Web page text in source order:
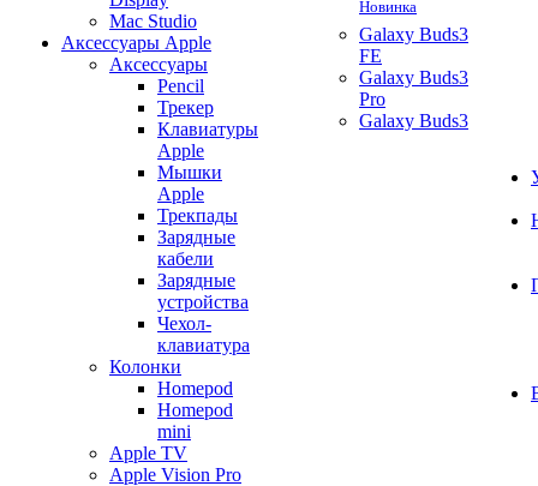
Mac Studio
Аксессуары Apple
Аксессуары
Pencil
Трекер
Клавиатуры
Apple
Мышки
Apple
Трекпады
Зарядные
кабели
Зарядные
устройства
Чехол-
клавиатура
Колонки
Homepod
Homepod
mini
Apple TV
Apple Vision Pro
Новинка
Galaxy Buds3
FE
Galaxy Buds3
Pro
Galaxy Buds3